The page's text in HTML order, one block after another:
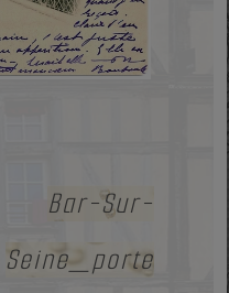
Bar-Sur-
Seine_porte